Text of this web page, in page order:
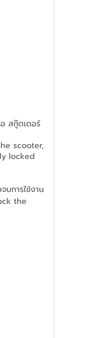
สกู๊ตเตอร์
scooter,
locked
การใช้งาน
the